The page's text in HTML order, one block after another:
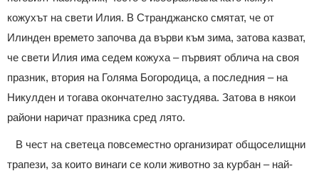
кожухът на свети Илия. В Странджанско смятат, че от
Илинден времето започва да върви към зима, затова казват,
че свети Илия има седем кожуха – първият облича на своя
празник, втория на Голяма Богородица, а последния – на
Никулден и тогава окончателно застудява. Затова в някои
райони наричат празника сред лято.
В чест на светеца повсеместно организират общоселищни
трапези, за които винаги се коли животно за курбан – най-